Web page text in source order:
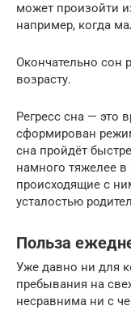
может произойти
например, когда
Окончательно сон
возрасту.
Регресс сна — это
сформирован
сна пройдёт
намного тяжелее в
происходящие с
усталостью
Польза
Уже давно ни для
пребывания на
несравнима ни с